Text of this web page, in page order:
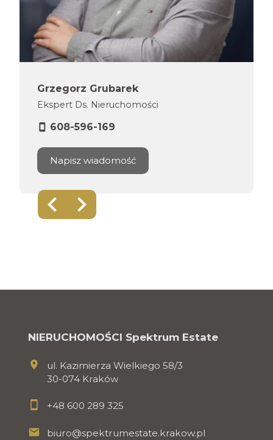
Grzegorz Grubarek
Ekspert Ds. Nieruchomości
608-596-169
Napisz wiadomość
NIERUCHOMOŚCI Spektrum Estate
ul. Kazimierza Wielkiego 58/3
30-074 Kraków
+48 600 289 325
biuro@spektrumestate.krakow.pl